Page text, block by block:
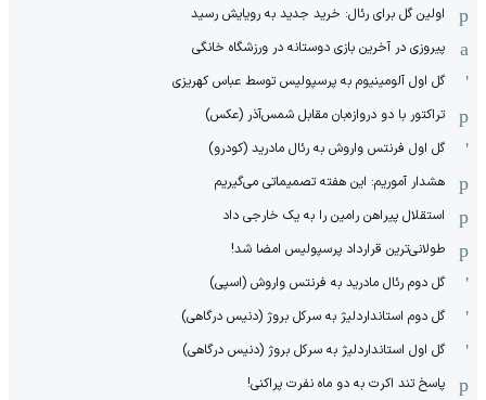
اولین گل برای رئال: خرید جدید به رویایش رسید
پیروزی در آخرین بازی دوستانه در ورزشگاه خانگی
گل اول آلومینیوم به پرسپولیس توسط عباس کهریزی
تراکتور با دو دروازه‌بان مقابل شمس‌آذر (عکس)
گل اول فرنتس واروش به رئال مادرید (کودرو)
هشدار آموریم: این هفته تصمیماتی می‌گیریم
استقلال پیراهن رامین را به یک خارجی داد
طولانی‌ترین قرارداد پرسپولیس امضا شد!
گل دوم رئال مادرید به فرنتس واروش (اسپی)
گل دوم استانداردلیژ به سرکل بروژ (دنیس درگاهی)
گل اول استانداردلیژ به سرکل بروژ (دنیس درگاهی)
پاسخ تند اکرت به دو ماه نفرت پراکنی!